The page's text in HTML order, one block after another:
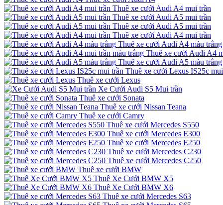
Thuê xe cưới Audi A4 mui trần
Thuê xe cưới Audi A5 mui trần
Thuê xe cưới Audi A5 mui trần
Thuê xe cưới Audi A4 mui trần
Thuê xe cưới Audi A4 màu trắng
Thuê xe cưới Audi A4
Thuê xe cưới Audi A5 màu trắng
Thuê xe cưới Lexus IS25c
Thuê xe cưới Lexus
Xe Cưới Audi S5 Mui trần
Thuê xe cưới Sonata
Thuê xe cưới Nissan Teana
Thuê xe cưới Camry
Thuê xe cưới Mercedes S550
Thuê xe cưới Mercedes E300
Thuê xe cưới Mercedes E250
Thuê xe cưới Mercedes C230
Thuê xe cưới Mercedes C250
Thuê xe cưới BMW
Thuê Xe Cưới BMW X5
Thuê Xe Cưới BMW X6
Thuê xe cưới Mercedes S63